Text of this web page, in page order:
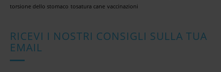
torsione dello stomaco tosatura cane vaccinazioni
RICEVI I NOSTRI CONSIGLI SULLA TUA
EMAIL